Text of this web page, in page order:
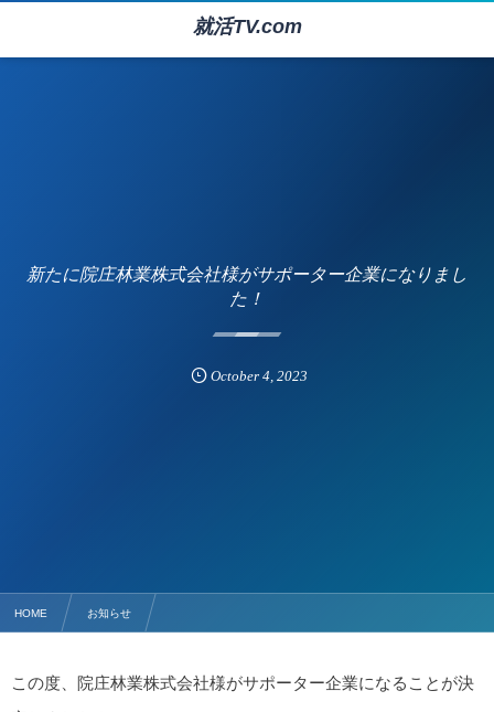
就活TV.com
新たに院庄林業株式会社様がサポーター企業になりまし
た！
October 4, 2023
HOME お知らせ
この度、院庄林業株式会社様がサポーター企業になることが決